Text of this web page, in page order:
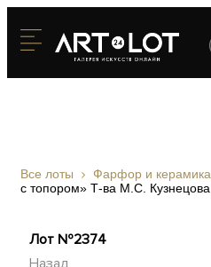
Все лоты Фарфор и керамика
с топором» Т-ва М.С. Кузнецова
Лот №2374
Назад